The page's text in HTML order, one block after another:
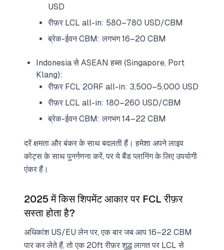
USD
रीफ़र LCL all-in: 580–780 USD/CBM
ब्रेक-ईवन CBM: लगभग 16–20 CBM
Indonesia से ASEAN हब्स (Singapore, Port
Klang):
रीफ़र FCL 20RF all-in: 3,500–5,000 USD
रीफ़र LCL all-in: 180–260 USD/CBM
ब्रेक-ईवन CBM: लगभग 14–22 CBM
दरें क्षमता और बंकर के साथ बदलती हैं। हमेशा अपने लाइव
कोट्स के साथ पुनर्गणना करें, पर ये बैंड प्लानिंग के लिए उपयोगी
एंकर हैं।
2025 में किस शिपमेंट आकार पर FCL रीफ़र
सस्ता होता है?
अधिकांश US/EU लेन पर, एक बार जब आप 16–22 CBM
पार कर लेते हैं, तो एक 20ft रीफ़र शुद्ध लागत पर LCL से